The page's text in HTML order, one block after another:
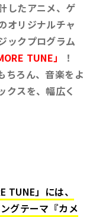
したアニメ、ゲ
オリジナルチャ
ックプログラム
TUNE」
！
ちろん、音楽をよ
クスを、幅広く
TUNE」には、
グテーマ『カメ